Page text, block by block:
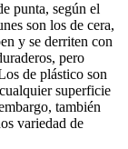
punta, según el
son los de cera,
y se derriten con
pero
de plástico son
superficie
también
variedad de